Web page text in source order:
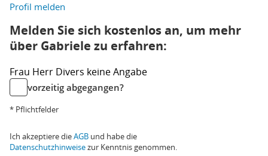
Profil melden
Melden Sie sich kostenlos an, um mehr
über Gabriele zu erfahren:
Frau Herr Divers keine Angabe
vorzeitig abgegangen?
* Pflichtfelder
Ich akzeptiere dieAGB und habe die
Datenschutzhinweisezur Kenntnis genommen.